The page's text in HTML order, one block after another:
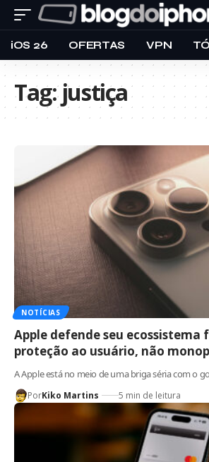
iOS 26 OFERTAS VPN
Tag:justiça
NOTÍCIAS
Apple defende seu ecossistema
proteção ao usuário, não
A Apple está no meio de uma briga séria com o
PorKiko Martins 5 min de leitura